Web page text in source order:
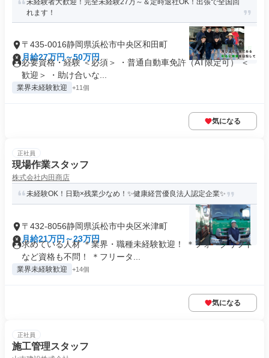
未経験者大歓迎！完全未経験27万～＆定時退社OK！出張で全国回
れます！
〒435-0016静岡県浜松市中央区和田町
月給27万円～50万円
必要資格・経験 ＜必須＞ ・普通自動車免許（AT限定可） ＜
歓迎＞ ・助け合いな...
業界未経験歓迎 +11個
気になる
正社員
現場作業スタッフ
株式会社内田商店
未経験OK！日勤×残業少なめ！✨健康経営優良法人認定企業✨
〒432-8056静岡県浜松市中央区米津町
月給21万円～23万円
求めている人材 ＊業界・職種未経験歓迎！ ＊フォークリフト
など資格も不問！ ＊フリータ...
業界未経験歓迎 +14個
気になる
正社員
施工管理スタッフ